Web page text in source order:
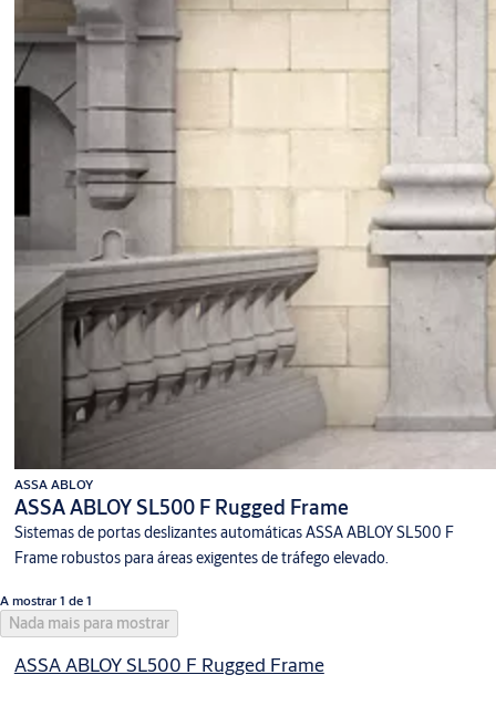
ASSA ABLOY
ASSA ABLOY SL500 F Rugged Frame
Sistemas de portas deslizantes automáticas ASSA ABLOY SL500 F
Frame robustos para áreas exigentes de tráfego elevado.
A mostrar 1 de 1
Nada mais para mostrar
ASSA ABLOY SL500 F Rugged Frame